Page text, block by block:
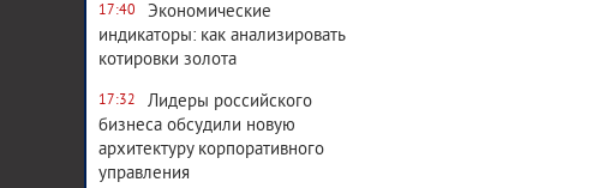
17:40
Экономические
индикаторы: как анализировать
котировки золота
17:32
Лидеры российского
бизнеса обсудили новую
архитектуру корпоративного
управления